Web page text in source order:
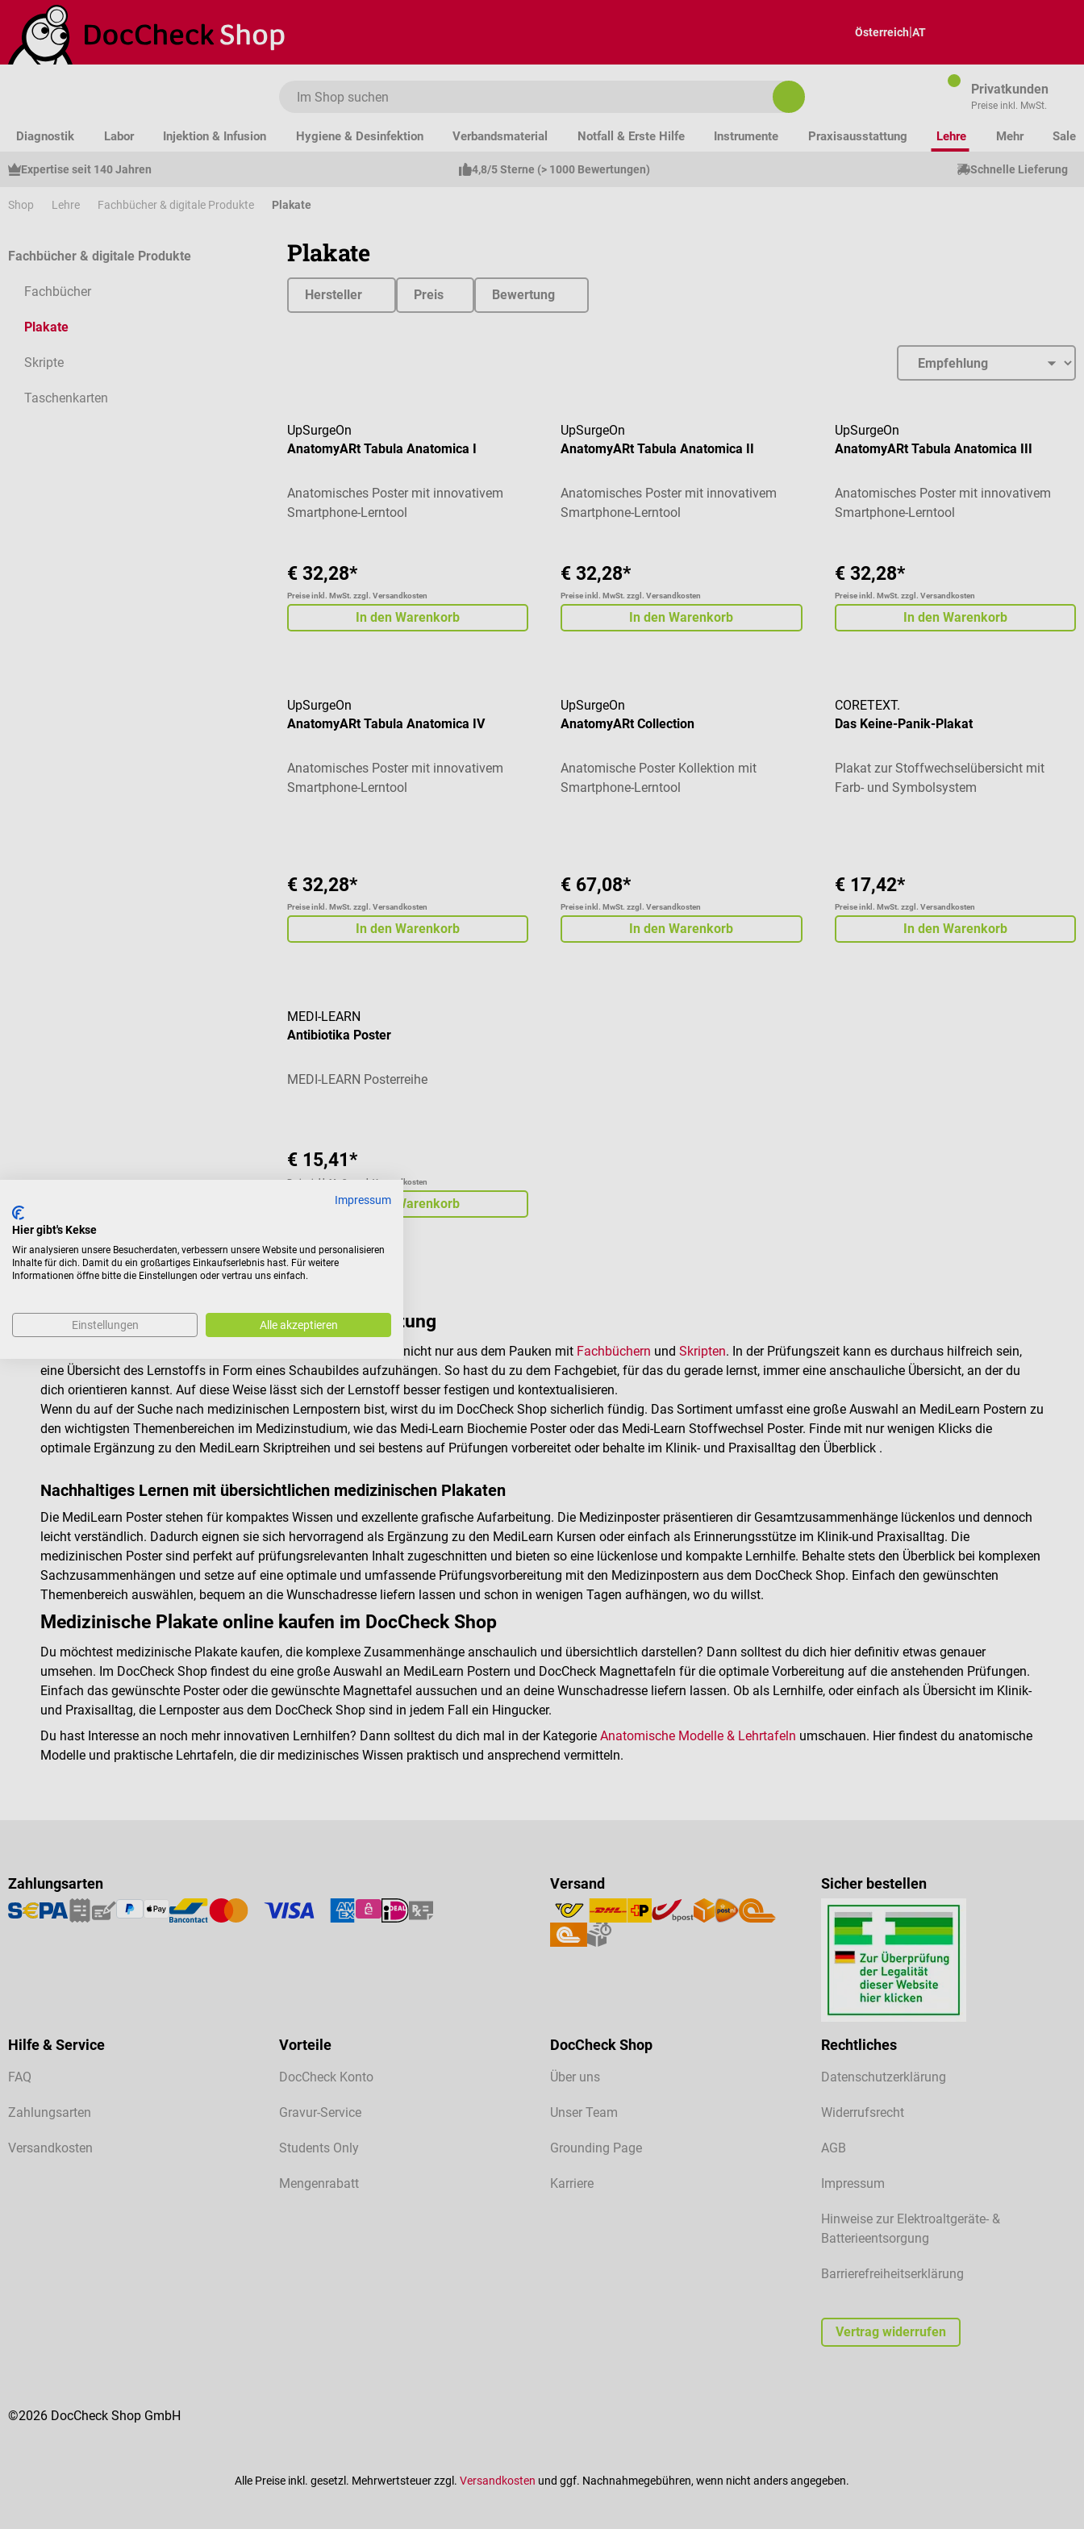
Hauptinhalt springen
Zur Suche springen
Zur Hauptnavigation springen
Österreich|AT
Privatkunden
Preise inkl. MwSt.
Diagnostik Labor Injektion & Infusion Hygiene & Desinfektion Verbandsmaterial Notfall & Erste Hilfe Instrumente Praxisausstattung Lehre Mehr Sale
Expertise seit 140 Jahren 4,8/5 Sterne (> 1000 Bewertungen) Schnelle Lieferung
Shop Lehre Fachbücher & digitale Produkte Plakate
Fachbücher & digitale Produkte
Fachbücher
Plakate
Skripte
Taschenkarten
Plakate
Hersteller Preis Bewertung
UpSurgeOn
AnatomyARt Tabula Anatomica I
Anatomisches Poster mit innovativem
Smartphone-Lerntool
€ 32,28*
Preise inkl. MwSt. zzgl. Versandkosten
In den Warenkorb
UpSurgeOn
AnatomyARt Tabula Anatomica II
Anatomisches Poster mit innovativem
Smartphone-Lerntool
€ 32,28*
Preise inkl. MwSt. zzgl. Versandkosten
In den Warenkorb
UpSurgeOn
AnatomyARt Tabula Anatomica III
Anatomisches Poster mit innovativem
Smartphone-Lerntool
€ 32,28*
Preise inkl. MwSt. zzgl. Versandkosten
In den Warenkorb
UpSurgeOn
AnatomyARt Tabula Anatomica IV
Anatomisches Poster mit innovativem
Smartphone-Lerntool
€ 32,28*
Preise inkl. MwSt. zzgl. Versandkosten
In den Warenkorb
UpSurgeOn
AnatomyARt Collection
Anatomische Poster Kollektion mit
Smartphone-Lerntool
€ 67,08*
Preise inkl. MwSt. zzgl. Versandkosten
In den Warenkorb
CORETEXT.
Das Keine-Panik-Plakat
Plakat zur Stoffwechselübersicht mit
Farb- und Symbolsystem
€ 17,42*
Preise inkl. MwSt. zzgl. Versandkosten
In den Warenkorb
MEDI-LEARN
Antibiotika Poster
MEDI-LEARN Posterreihe
€ 15,41*
Preise inkl. MwSt. zzgl. Versandkosten
In den Warenkorb
Medizinische Plakate zur Prüfungsvorbereitung
Eine umfassende Prüfungsvorbereitung besteht im besten Falle nicht nur aus dem Pauken mit Fachbüchern und Skripten. In der Prüfungszeit kann es durchaus hilfreich sein,
eine Übersicht des Lernstoffs in Form eines Schaubildes aufzuhängen. So hast du zu dem Fachgebiet, für das du gerade lernst, immer eine anschauliche Übersicht, an der du
dich orientieren kannst. Auf diese Weise lässt sich der Lernstoff besser festigen und kontextualisieren.
Wenn du auf der Suche nach medizinischen Lernpostern bist, wirst du im DocCheck Shop sicherlich fündig. Das Sortiment umfasst eine große Auswahl an MediLearn Postern zu
den wichtigsten Themenbereichen im Medizinstudium, wie das Medi-Learn Biochemie Poster oder das Medi-Learn Stoffwechsel Poster. Finde mit nur wenigen Klicks die
optimale Ergänzung zu den MediLearn Skriptreihen und sei bestens auf Prüfungen vorbereitet oder behalte im Klinik- und Praxisalltag den Überblick .
Nachhaltiges Lernen mit übersichtlichen medizinischen Plakaten
Die MediLearn Poster stehen für kompaktes Wissen und exzellente grafische Aufarbeitung. Die Medizinposter präsentieren dir Gesamtzusammenhänge lückenlos und dennoch
leicht verständlich. Dadurch eignen sie sich hervorragend als Ergänzung zu den MediLearn Kursen oder einfach als Erinnerungsstütze im Klinik-und Praxisalltag. Die
medizinischen Poster sind perfekt auf prüfungsrelevanten Inhalt zugeschnitten und bieten so eine lückenlose und kompakte Lernhilfe. Behalte stets den Überblick bei komplexen
Sachzusammenhängen und setze auf eine optimale und umfassende Prüfungsvorbereitung mit den Medizinpostern aus dem DocCheck Shop. Einfach den gewünschten
Themenbereich auswählen, bequem an die Wunschadresse liefern lassen und schon in wenigen Tagen aufhängen, wo du willst.
Medizinische Plakate online kaufen im DocCheck Shop
Du möchtest medizinische Plakate kaufen, die komplexe Zusammenhänge anschaulich und übersichtlich darstellen? Dann solltest du dich hier definitiv etwas genauer
umsehen. Im DocCheck Shop findest du eine große Auswahl an MediLearn Postern und DocCheck Magnettafeln für die optimale Vorbereitung auf die anstehenden Prüfungen.
Einfach das gewünschte Poster oder die gewünschte Magnettafel aussuchen und an deine Wunschadresse liefern lassen. Ob als Lernhilfe, oder einfach als Übersicht im Klinik-
und Praxisalltag, die Lernposter aus dem DocCheck Shop sind in jedem Fall ein Hingucker.
Du hast Interesse an noch mehr innovativen Lernhilfen? Dann solltest du dich mal in der Kategorie Anatomische Modelle & Lehrtafeln umschauen. Hier findest du anatomische
Modelle und praktische Lehrtafeln, die dir medizinisches Wissen praktisch und ansprechend vermitteln.
Zahlungsarten Versand Sicher bestellen
Hilfe & Service
FAQ
Zahlungsarten
Versandkosten
Vorteile
DocCheck Konto
Gravur-Service
Students Only
Mengenrabatt
DocCheck Shop
Über uns
Unser Team
Grounding Page
Karriere
Rechtliches
Datenschutzerklärung
Widerrufsrecht
AGB
Impressum
Hinweise zur Elektroaltgeräte- &
Batterieentsorgung
Barrierefreiheitserklärung
Vertrag widerrufen
©2026 DocCheck Shop GmbH
Alle Preise inkl. gesetzl. Mehrwertsteuer zzgl. Versandkosten und ggf. Nachnahmegebühren, wenn nicht anders angegeben.
Impressum
Hier gibt's Kekse
Wir analysieren unsere Besucherdaten, verbessern unsere Website und personalisieren
Inhalte für dich. Damit du ein großartiges Einkaufserlebnis hast. Für weitere
Informationen öffne bitte die Einstellungen oder vertrau uns einfach.
Einstellungen Alle akzeptieren